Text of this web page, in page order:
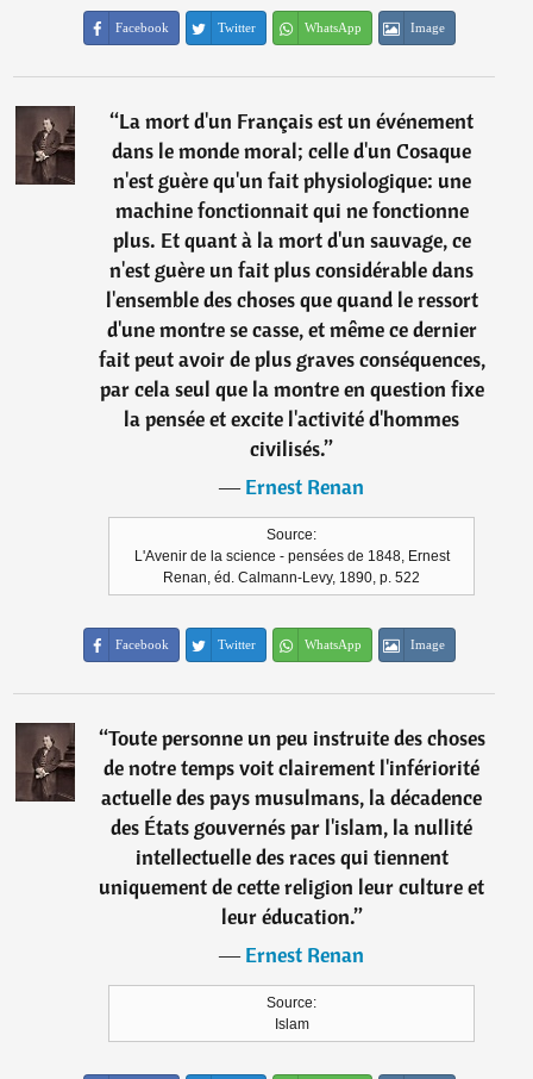
Facebook Twitter WhatsApp Image
“La mort d'un Français est un événement
dans le monde moral; celle d'un Cosaque
n'est guère qu'un fait physiologique: une
machine fonctionnait qui ne fonctionne
plus. Et quant à la mort d'un sauvage, ce
n'est guère un fait plus considérable dans
l'ensemble des choses que quand le ressort
d'une montre se casse, et même ce dernier
fait peut avoir de plus graves conséquences,
par cela seul que la montre en question fixe
la pensée et excite l'activité d'hommes
civilisés.”
―Ernest Renan
Source:
L'Avenir de la science - pensées de 1848, Ernest
Renan, éd. Calmann-Levy, 1890, p. 522
Facebook Twitter WhatsApp Image
“Toute personne un peu instruite des choses
de notre temps voit clairement l'infériorité
actuelle des pays musulmans, la décadence
des États gouvernés par l'islam, la nullité
intellectuelle des races qui tiennent
uniquement de cette religion leur culture et
leur éducation.”
―Ernest Renan
Source:
Islam